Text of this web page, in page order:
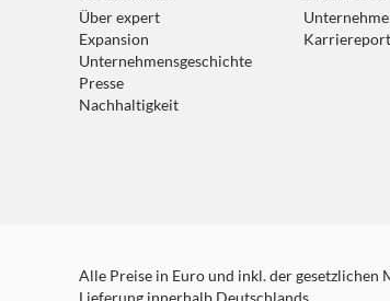
Über expert
Expansion
Unternehmensgeschichte
Presse
Nachhaltigkeit
Alle Preise in Euro und inkl. der gesetzlichen
Lieferung innerhalb Deutschlands.